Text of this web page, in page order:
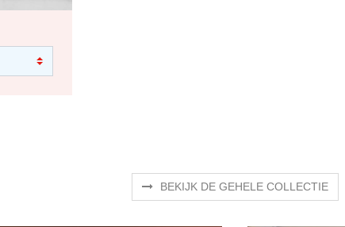
BEKIJK DE GEHELE COLLECTIE